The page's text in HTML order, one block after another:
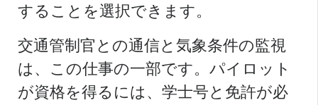
することを選択できます。
交通管制官との通信と気象条件の監視
は、この仕事の一部です。パイロット
が資格を得るには、学士号と免許が必